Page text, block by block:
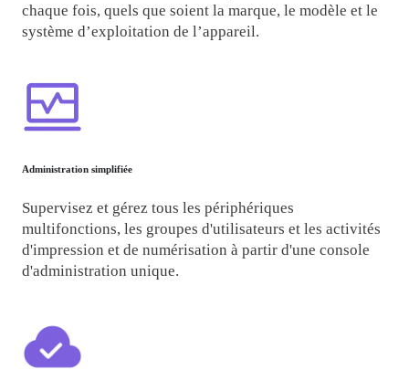
chaque fois, quels que soient la marque, le modèle et le
système d’exploitation de l’appareil.
Administration simplifiée
Supervisez et gérez tous les périphériques
multifonctions, les groupes d'utilisateurs et les activités
d'impression et de numérisation à partir d'une console
d'administration unique.